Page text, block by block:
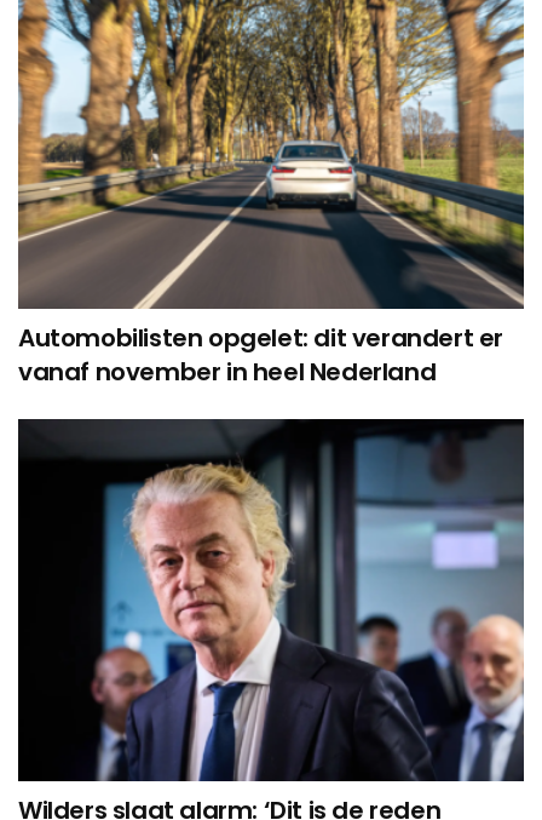
Automobilisten opgelet: dit verandert er
vanaf november in heel Nederland
Wilders slaat alarm: ‘Dit is de reden